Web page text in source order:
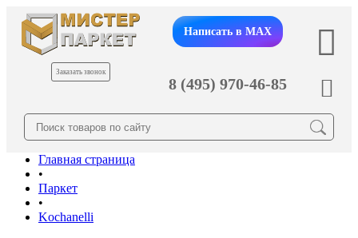
Заказать звонок
Написать в MAX
8 (495) 970-46-85
Главная страница
•
Паркет
•
Kochanelli